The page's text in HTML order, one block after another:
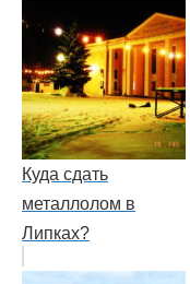
Куда сдать
металлолом в
Липках?